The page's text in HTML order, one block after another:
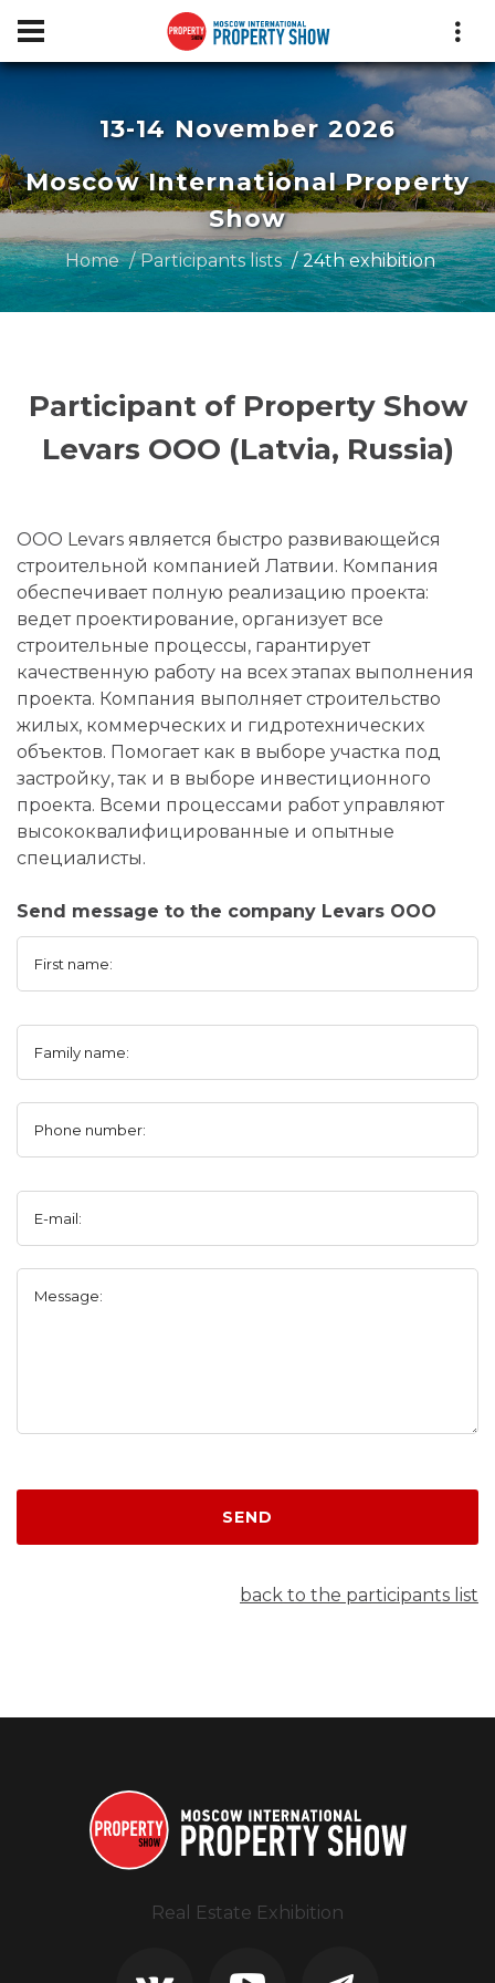
13-14 November 2026
Moscow International Property
Show
Home Participants lists 24th exhibition
Participant of Property Show
Levars ООО (Latvia, Russia)
OOO Levars является быстро развивающейся
строительной компанией Латвии. Компания
обеспечивает полную реализацию проекта:
ведет проектирование, организует все
строительные процессы, гарантирует
качественную работу на всех этапах выполнения
проекта. Компания выполняет строительство
жилых, коммерческих и гидротехнических
объектов. Помогает как в выборе участка под
застройку, так и в выборе инвестиционного
проекта. Всеми процессами работ управляют
высококвалифицированные и опытные
специалисты.
Send message to the company Levars ООО
First name:
Family name:
Phone number:
E-mail:
Message:
SEND
back to the participants list
Real Estate Exhibition